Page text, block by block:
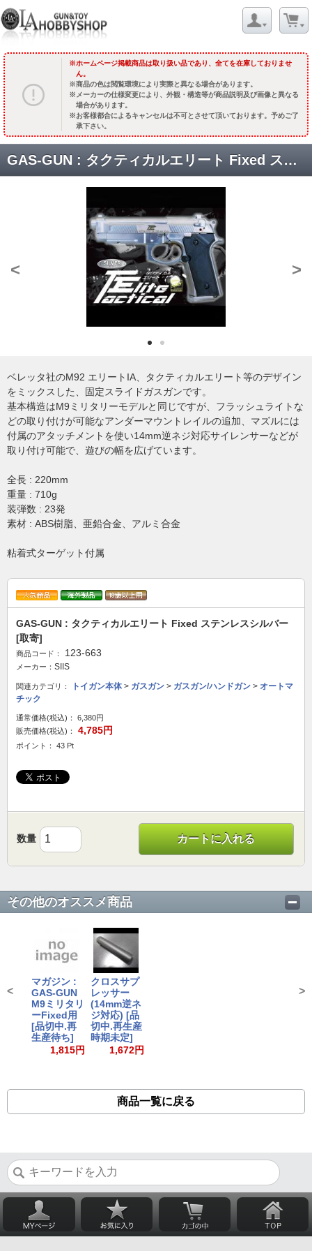
ホームページ掲載商品は取り扱い品であり、全てを在庫しておりませ
ん。
商品の色は閲覧環境により実際と異なる場合があります。
メーカーの仕様変更により、外観・構造等が商品説明及び画像と異なる
場合があります。
お客様都合によるキャンセルは不可とさせて頂いております。予めご了
承下さい。
GAS-GUN : タクティカルエリート Fixed ステンレスシルバー [取寄]
< >
ベレッタ社のM92 エリートIA、タクティカルエリート等のデザイン
をミックスした、固定スライドガスガンです。
基本構造はM9ミリタリーモデルと同じですが、フラッシュライトな
どの取り付けが可能なアンダーマウントレイルの追加、マズルには
付属のアタッチメントを使い14mm逆ネジ対応サイレンサーなどが
取り付け可能で、遊びの幅を広げています。
全長 : 220mm
重量 : 710g
装弾数 : 23発
素材 : ABS樹脂、亜鉛合金、アルミ合金
粘着式ターゲット付属
GAS-GUN : タクティカルエリート Fixed ステンレスシルバー
[取寄]
商品コード： 123-663
メーカー： SIIS
関連カテゴリ： トイガン本体> ガスガン > ガスガン/ハンドガン > オートマ
チック
通常価格(税込)：
6,380円
販売価格(税込)：
4,785円
ポイント： 43 Pt
数量 カートに入れる
その他のオススメ商品
マガジン :
GAS-GUN
M9ミリタリ
ーFixed用
[品切中.再
生産待ち]
1,815円
クロスサプ
レッサー
(14mm逆ネ
ジ対応) [品
切中.再生産
時期未定]
1,672円
< >
商品一覧に戻る